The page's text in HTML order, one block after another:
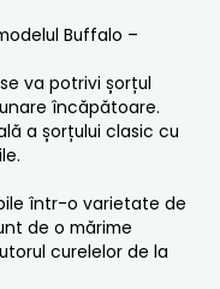
Buffalo –
va potrivi șorțul
încăpătoare.
a șorțului clasic cu
într-o varietate de
de o mărime
curelelor de la